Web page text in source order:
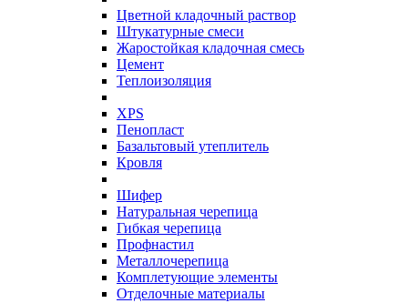
Цветной кладочный раствор
Штукатурные смеси
Жаростойкая кладочная смесь
Цемент
Теплоизоляция
XPS
Пенопласт
Базальтовый утеплитель
Кровля
Шифер
Натуральная черепица
Гибкая черепица
Профнастил
Металлочерепица
Комплетующие элементы
Отделочные материалы